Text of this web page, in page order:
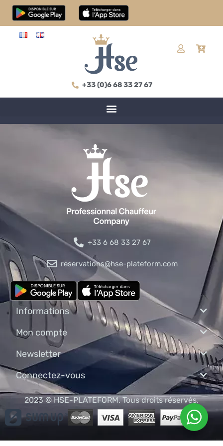
+33 (0)6 68 33 27 67
+33 6 68 33 27 67
reservations@hse-plateform.com
Informations
Mon compte
Newsletter
Connectez-vous
2023 © HSE-PLATEFORM. Tous droits réservés.